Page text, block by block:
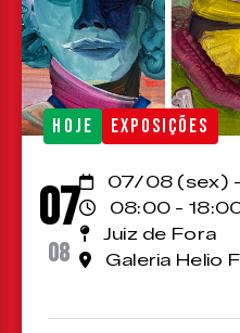
HOJE EXPOSIÇÕES
07
08
07/08 (sex)
08:00 -
Juiz de Fora
Galeria Helio